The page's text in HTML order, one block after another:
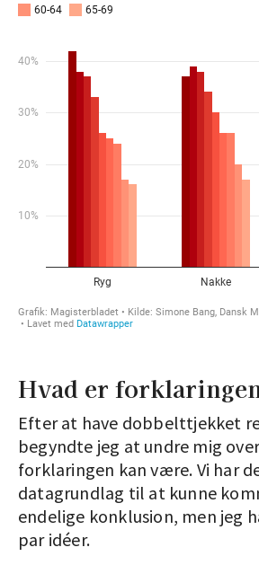
Hvad er
Efter at have dobbelttjekket
begyndte jeg at undre mig
forklaringen kan være. Vi har
datagrundlag til at kunne
endelige konklusion, men jeg
par idéer.